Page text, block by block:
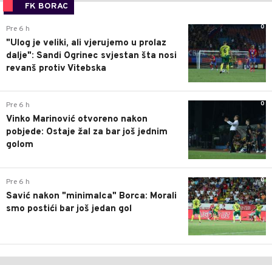
FK BORAC
0
Pre 6 h
"Ulog je veliki, ali vjerujemo u prolaz
dalje": Sandi Ogrinec svjestan šta nosi
revanš protiv Vitebska
0
Pre 6 h
Vinko Marinović otvoreno nakon
pobjede: Ostaje žal za bar još jednim
golom
0
Pre 6 h
Savić nakon "minimalca" Borca: Morali
smo postići bar još jedan gol